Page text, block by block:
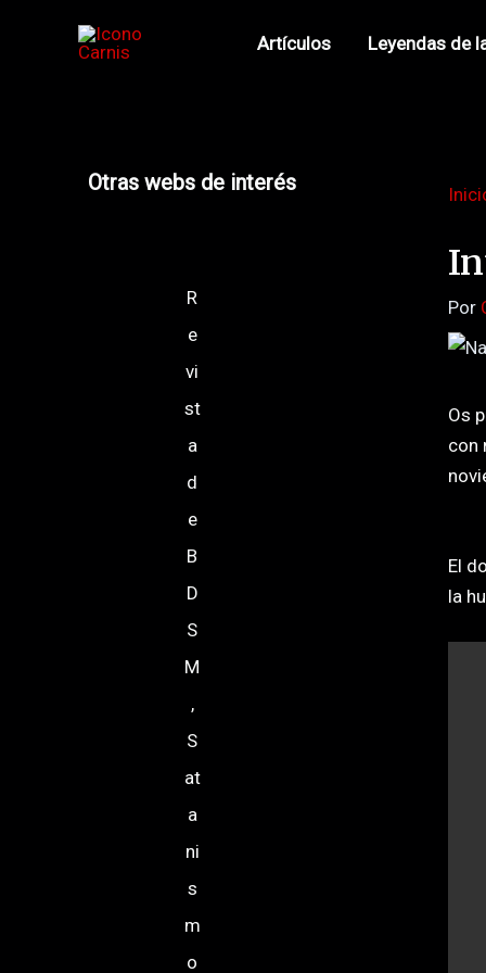
Artículos Leyendas de
Otras webs de interés
R
e
vi
st
a
d
e
B
D
S
M
,
S
at
a
ni
s
m
o
Por
Os
con
El
la
de